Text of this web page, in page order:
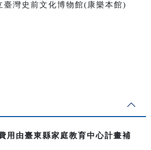
臺灣史前文化博物館(康樂本館)
用由臺東縣家庭教育中心計畫補